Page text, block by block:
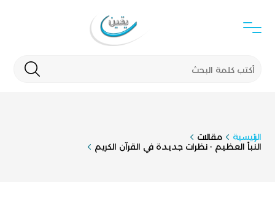
الرئيسية
مقالات
النبأ العظيم - نظرات جديدة في القرآن الكريم